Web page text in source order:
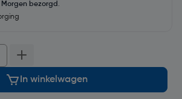
Morgen bezorgd .
In winkelwagen